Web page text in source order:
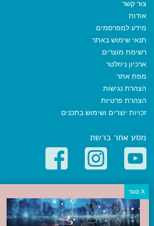
צור קשר
אודות
מידע למפרסמים
תנאי שימוש באתר
רשימת מוצרים
ארכיון ניוזלטר
מפת אתר
הצהרת נגישות
הצהרת פרטיות
זכויות יוצרים ושימוש בתכנים
מסע אחר ברשת
קטגוריות פופולריות
יעדים
טיולים בישראל